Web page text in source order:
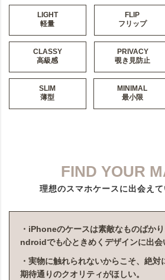
LIGHT
軽量
FLIP
フリップ
CLASSY
高級感
PRIVACY
覗き見防止
SLIM
薄型
MINIMAL
最小限
FIND YOUR
理想のスマホケースに出会え
・iPhoneのケースは素敵なものばか
ndroidでも心ときめくデザインに出会
・実物に触れられないからこそ、絶対
期待通りのクオリティがほしい。